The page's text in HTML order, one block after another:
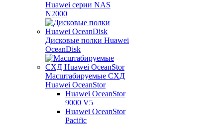
Huawei серии NAS
N2000
Дисковые полки Huawei
OceanDisk
Масштабируемые СХД
Huawei OceanStor
Huawei OceanStor
9000 V5
Huawei OceanStor
Pacific